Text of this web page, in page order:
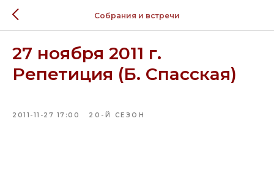
Собрания и встречи
27 ноября 2011 г.
Репетиция (Б. Спасская)
2011-11-27 17:00 20-Й СЕЗОН